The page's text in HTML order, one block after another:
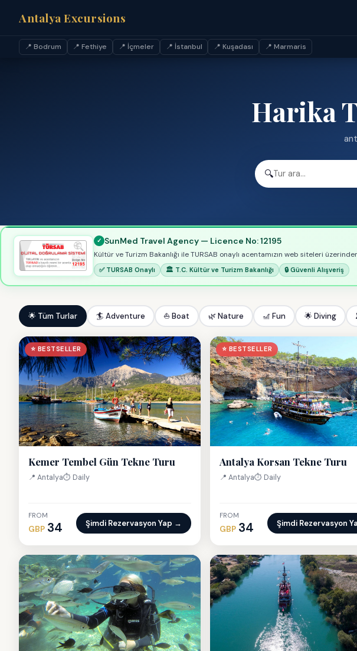
Antalya Excursions
📍 Bodrum 📍 Fethiye 📍 İçmeler 📍 İstanbul 📍 Kuşadası 📍 Marmaris
Harika
🔍
SunMed Travel Agency — Licence No: 12195
Kültür ve Turizm Bakanlığı ile TURSAB onaylı acentamızın web siteleri
✅ TURSAB Onaylı 🏛 T.C. Kültür ve Turizm Bakanlığı 🔒 Güvenli Alışveriş
🌟 Tüm Turlar 🏄 Adventure ⛵ Boat 🌿 Nature 🎢 Fun 🌟 Diving
⭐ BESTSELLER
Kemer Tembel Gün Tekne Turu
📍 Antalya⏱ Daily
FROM
GBP 34 Şimdi Rezervasyon Yap →
⭐ BESTSELLER
Antalya Korsan Tekne Turu
📍 Antalya⏱ Daily
FROM
GBP 34 Şimdi Rezervasyon